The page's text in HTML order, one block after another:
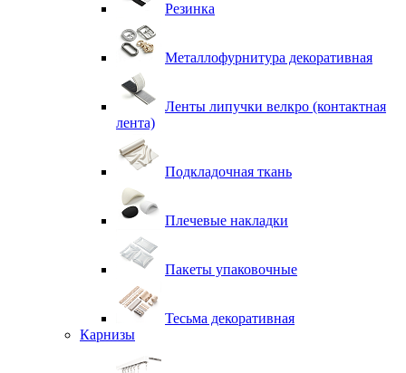
Резинка
Металлофурнитура декоративная
Ленты липучки велкро (контактная
лента)
Подкладочная ткань
Плечевые накладки
Пакеты упаковочные
Тесьма декоративная
Карнизы